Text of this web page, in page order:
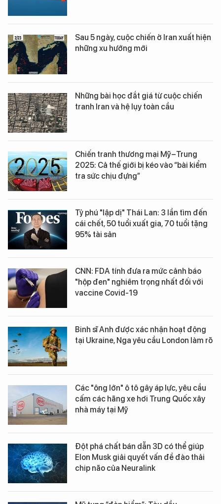
Sau 5 ngày, cuộc chiến ở Iran xuất hiện
những xu hướng mới
Những bài học đắt giá từ cuộc chiến
tranh Iran và hệ lụy toàn cầu
Chiến tranh thương mại Mỹ–Trung
2025: Cả thế giới bị kéo vào “bài kiểm
tra sức chịu đựng”
Tỷ phú "lập dị" Thái Lan: 3 lần tìm đến
cái chết, 50 tuổi xuất gia, 70 tuổi tặng
95% tài sản
CNN: FDA tính đưa ra mức cảnh báo
"hộp đen" nghiêm trọng nhất đối với
vaccine Covid-19
Binh sĩ Anh được xác nhận hoạt động
tại Ukraine, Nga yêu cầu London làm rõ
Các "ông lớn" ô tô gây áp lực, yêu cầu
cấm các hãng xe hơi Trung Quốc xây
nhà máy tại Mỹ
Đột phá chất bán dẫn 3D có thể giúp
Elon Musk giải quyết vấn đề đào thải
chip não của Neuralink